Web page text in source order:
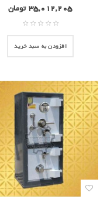
۳۵,۰۱۲,۲۰۵تومان
افزودن به سبد خرید